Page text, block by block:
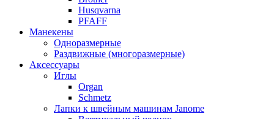
Husqvarna
PFAFF
Манекены
Одноразмерные
Раздвижные (многоразмерные)
Аксессуары
Иглы
Organ
Schmetz
Лапки к швейным машинам Janome